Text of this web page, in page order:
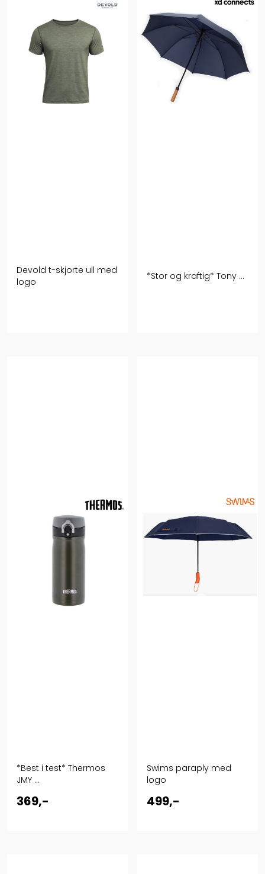
Devold t-skjorte ull med
logo
*Stor og kraftig* Tony ...
*Best i test* Thermos
JMY ...
369,-
Swims paraply med
logo
499,-